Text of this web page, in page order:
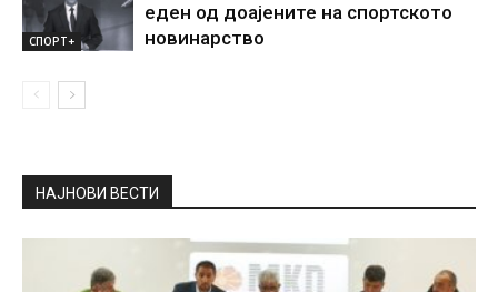
СПОРТ+
еден од доајените на спортското
новинарство
НАЈНОВИ ВЕСТИ